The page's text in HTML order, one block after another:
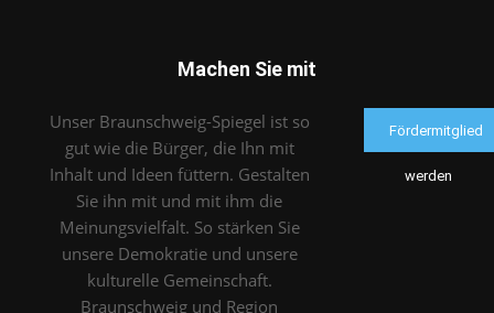
Machen Sie mit
Unser Braunschweig-Spiegel ist so
gut wie die Bürger, die Ihn mit
Inhalt und Ideen füttern. Gestalten
Sie ihn mit und mit ihm die
Meinungsvielfalt. So stärken Sie
unsere Demokratie und unsere
kulturelle Gemeinschaft.
Braunschweig und Region
Fördermitglied
werden